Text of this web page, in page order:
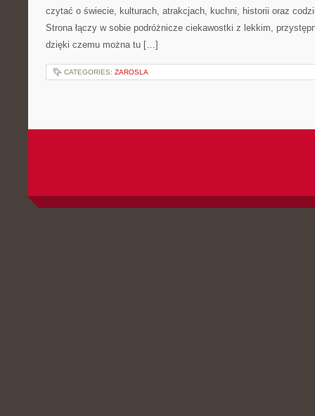
czytać o świecie, kulturach, atrakcjach, kuchni, historii oraz
Strona łączy w sobie podróżnicze ciekawostki z lekkim,
dzięki czemu można tu […]
CATEGORIES: ZAROSLA